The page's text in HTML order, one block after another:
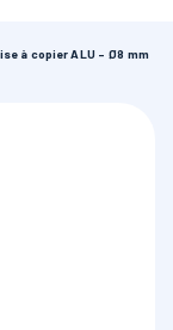
à copier ALU - Ø8 mm